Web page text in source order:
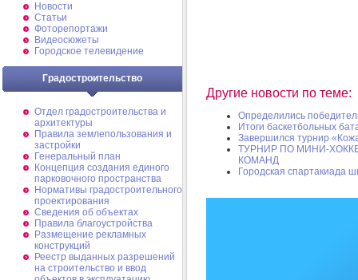
Новости
Статьи
Фоторепортажи
Видеосюжеты
Городское телевидение
Градостроительство
Отдел градостроительства и
архитектуры
Правила землепользования и
застройки
Генеральный план
Концепция создания единого
парковочного пространства
Нормативы градостроительного
проектирования
Сведения об объектах
Правила благоустройства
Размещение рекламных
конструкций
Реестр выданных разрешений
на строительство и ввод
Другие новости по теме:
Определились
Итоги баскетбольных
Завершился турнир
ТУРНИР ПО МИНИ-
КОМАНД
Городская спартакиада